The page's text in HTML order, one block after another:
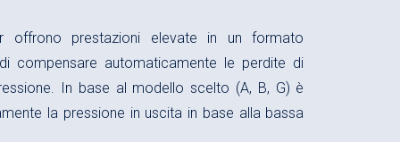
offrono prestazioni elevate in un formato
compensare automaticamente le perdite di
In base al modello scelto (A, B, G) è
la pressione in uscita in base alla bassa